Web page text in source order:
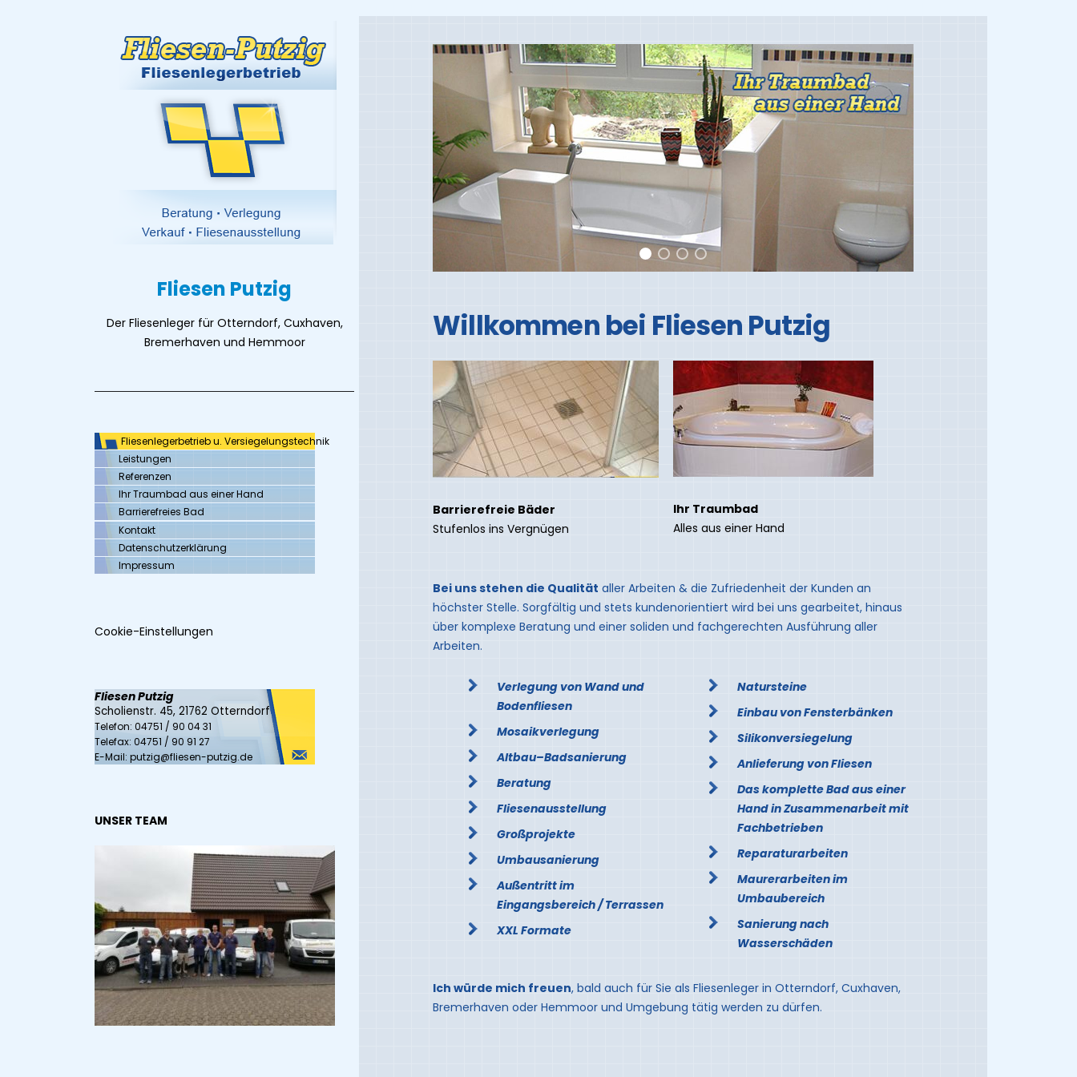
Fliesen Putzig
Der Fliesenleger für Otterndorf, Cuxhaven,
Bremerhaven und Hemmoor
Fliesenlegerbetrieb u. Versiegelungstechnik
Leistungen
Referenzen
Ihr Traumbad aus einer Hand
Barrierefreies Bad
Kontakt
Datenschutzerklärung
Impressum
Cookie-Einstellungen
Fliesen Putzig
Scholienstr. 45, 21762 Otterndorf
Telefon: 04751 / 90 04 31
Telefax: 04751 / 90 91 27
E-Mail: putzig@fliesen-putzig.de
UNSER TEAM
Willkommen bei Fliesen Putzig
Barrierefreie Bäder
Stufenlos ins Vergnügen
Ihr Traumbad
Alles aus einer Hand
Bei uns stehen die Qualität aller Arbeiten & die Zufriedenheit der Kunden an
höchster Stelle. Sorgfältig und stets kundenorientiert wird bei uns gearbeitet, hinaus
über komplexe Beratung und einer soliden und fachgerechten Ausführung aller
Arbeiten.
Verlegung von Wand und
Bodenfliesen
Mosaikverlegung
Altbau–Badsanierung
Beratung
Fliesenausstellung
Großprojekte
Umbausanierung
Außentritt im
Eingangsbereich / Terrassen
XXL Formate
Natursteine
Einbau von Fensterbänken
Silikonversiegelung
Anlieferung von Fliesen
Das komplette Bad aus einer
Hand in Zusammenarbeit mit
Fachbetrieben
Reparaturarbeiten
Maurerarbeiten im
Umbaubereich
Sanierung nach
Wasserschäden
Ich würde mich freuen, bald auch für Sie als Fliesenleger in Otterndorf, Cuxhaven,
Bremerhaven oder Hemmoor und Umgebung tätig werden zu dürfen.